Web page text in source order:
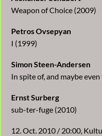
Weapon of Choice (2009)
Petros Ovsepyan
I (1999)
Simon Steen-Andersen
In spite of, and maybe
Ernst Surberg
sub-ter-fuge (2010)
12. Oct. 2010 / 20:00,